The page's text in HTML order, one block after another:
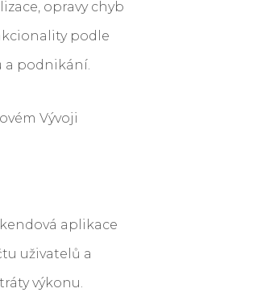
opravy chyb
podle
a podnikání.
Vývoji
aplikace
uživatelů a
výkonu.